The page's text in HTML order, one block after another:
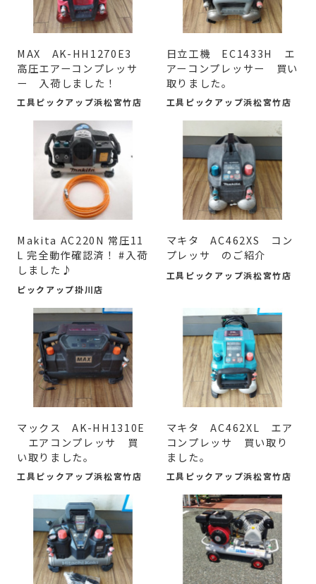
MAX AK-HH1270E3
高圧エアーコンプレッサ
ー 入荷しました！
工具ピックアップ浜松宮竹店
日立工機 EC1433H エ
アーコンプレッサー 買い
取りました。
工具ピックアップ浜松宮竹店
Makita AC220N 常圧11
L 完全動作確認済！ #入荷
しました♪
ピックアップ掛川店
マキタ AC462XS コン
プレッサ のご紹介
工具ピックアップ浜松宮竹店
マックス AK-HH1310E
エアコンプレッサ 買
い取りました。
工具ピックアップ浜松宮竹店
マキタ AC462XL エア
コンプレッサ 買い取り
ました。
工具ピックアップ浜松宮竹店